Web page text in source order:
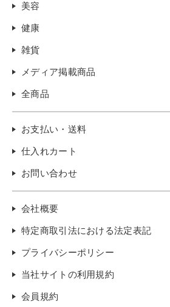
美容
健康
雑貨
メディア掲載商品
全商品
お支払い・送料
仕入れカート
お問い合わせ
会社概要
特定商取引法における法定表記
プライバシーポリシー
当社サイトの利用規約
会員規約